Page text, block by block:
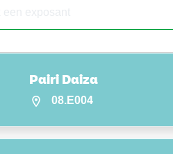
Pairi Daiza
08.E004